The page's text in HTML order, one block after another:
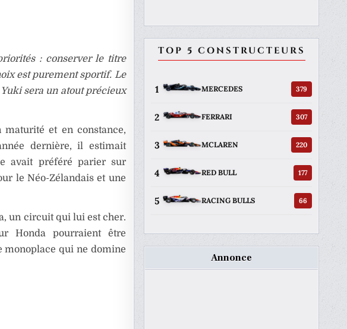
: conserver le titre
est purement sportif. Le
Yuki sera un atout précieux
maturité et en constance,
dernière, il estimait
avait préféré parier sur
le Néo-Zélandais et une
un circuit qui lui est cher.
Honda pourraient être
monoplace qui ne domine
TOP 5 CONSTRUCTEURS
1 MERCEDES 379
2 FERRARI 307
3 MCLAREN 220
4 RED BULL 177
5 RACING BULLS 66
Annonce